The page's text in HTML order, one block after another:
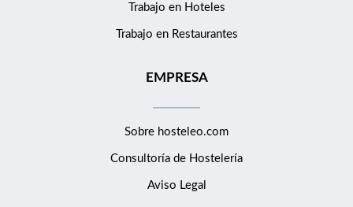
Trabajo en Hoteles
Trabajo en Restaurantes
EMPRESA
Sobre hosteleo.com
Consultoría de Hostelería
Aviso Legal